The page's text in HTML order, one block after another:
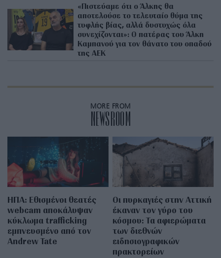
«Πιστεύαμε ότι ο Άλκης θα
αποτελούσε το τελευταίο θύμα της
τυφλής βίας, αλλά δυστυχώς όλα
συνεχίζονται»: Ο πατέρας του Άλκη
Καμπανού για τον θάνατο του οπαδού
της ΑΕΚ
MORE FROM
NEWSROOM
ΗΠΑ: Εθισμένοι θεατές
webcam αποκάλυψαν
κύκλωμα trafficking
εμπνευσμένο από τον
Andrew Tate
Οι πυρκαγιές στην Αττική
έκαναν τον γύρο του
κόσμου: Τα αφιερώματα
των διεθνών
ειδησιογραφικών
πρακτορείων